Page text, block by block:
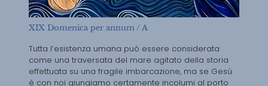
XIX Domenica per annum / A
Tutta l’esistenza umana può essere considerata
come una traversata del mare agitato della storia
effettuata su una fragile imbarcazione, ma se Gesù
è con noi giungiamo certamente incolumi al porto